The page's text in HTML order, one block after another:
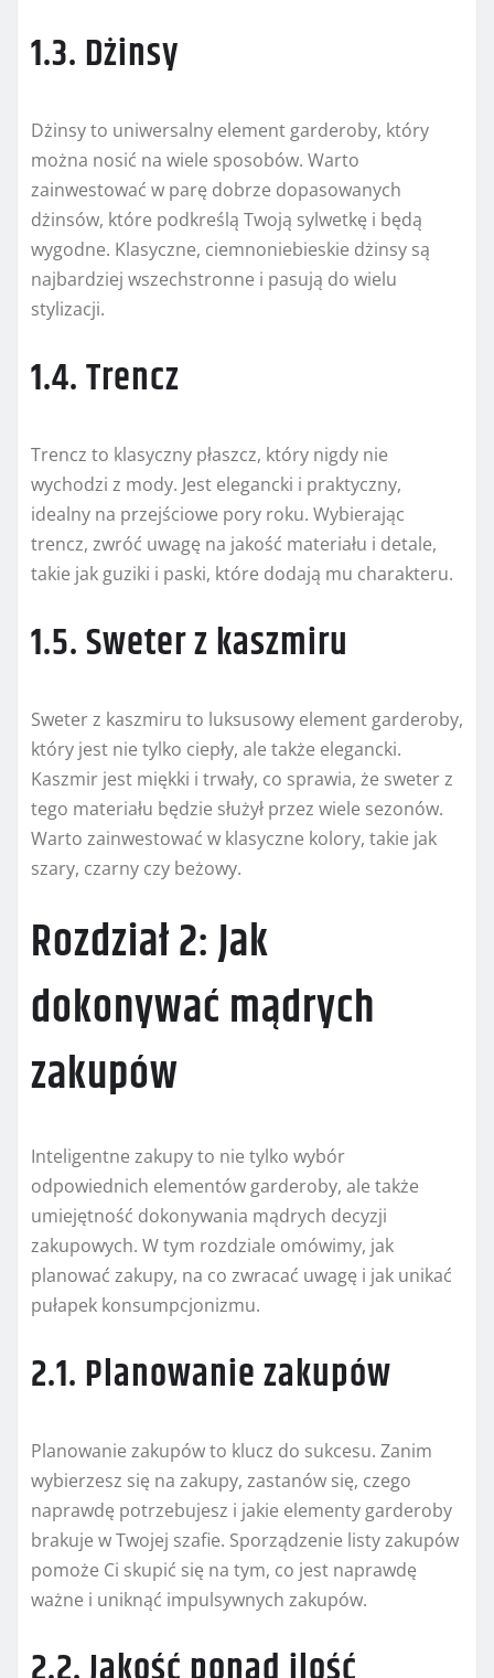
1.3. Dżinsy
Dżinsy to uniwersalny element garderoby, który
można nosić na wiele sposobów. Warto
zainwestować w parę dobrze dopasowanych
dżinsów, które podkreślą Twoją sylwetkę i będą
wygodne. Klasyczne, ciemnoniebieskie dżinsy są
najbardziej wszechstronne i pasują do wielu
stylizacji.
1.4. Trencz
Trencz to klasyczny płaszcz, który nigdy nie
wychodzi z mody. Jest elegancki i praktyczny,
idealny na przejściowe pory roku. Wybierając
trencz, zwróć uwagę na jakość materiału i detale,
takie jak guziki i paski, które dodają mu charakteru.
1.5. Sweter z kaszmiru
Sweter z kaszmiru to luksusowy element garderoby,
który jest nie tylko ciepły, ale także elegancki.
Kaszmir jest miękki i trwały, co sprawia, że sweter z
tego materiału będzie służył przez wiele sezonów.
Warto zainwestować w klasyczne kolory, takie jak
szary, czarny czy beżowy.
Rozdział 2: Jak
dokonywać mądrych
zakupów
Inteligentne zakupy to nie tylko wybór
odpowiednich elementów garderoby, ale także
umiejętność dokonywania mądrych decyzji
zakupowych. W tym rozdziale omówimy, jak
planować zakupy, na co zwracać uwagę i jak unikać
pułapek konsumpcjonizmu.
2.1. Planowanie zakupów
Planowanie zakupów to klucz do sukcesu. Zanim
wybierzesz się na zakupy, zastanów się, czego
naprawdę potrzebujesz i jakie elementy garderoby
brakuje w Twojej szafie. Sporządzenie listy zakupów
pomoże Ci skupić się na tym, co jest naprawdę
ważne i uniknąć impulsywnych zakupów.